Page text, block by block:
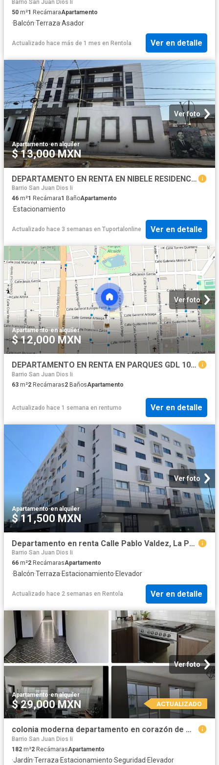
Barrio San Juan Dios Ii
50 m²1 RecámaraApartamento
·Balcón·Terraza·Asador
Actualizado hace más de 1 mes en Rentola Ver en detalle
Ver foto
Apartamento·en alquiler
$ 13,000 MXN
DEPARTAMENTO EN RENTA EN NIBELE RESIDENCIAL CENTRO HISTORICO
Barrio San Juan Dios Ii
46 m²1 Recámara1 BañoApartamento
·Estacionamiento
Actualizado hace 3 semanas en Tuportalonline Ver en detalle
Ver foto
Apartamento·en alquiler
$ 12,000 MXN
DEPARTAMENTO EN RENTA EN PARQUES GDL 1005 A
Barrio San Juan Dios Ii
63 m²2 Recámaras2 BañosApartamento
Actualizado hace 1 semana en rentumo Ver en detalle
Ver foto
Apartamento·en alquiler
$ 11,500 MXN
Departamento en renta Calle Pablo Valdez, La Perla, Guadalajara, Región Centro, Jalisco, 44360, México
Barrio San Juan Dios Ii
66 m²2 RecámarasApartamento
·Balcón·Terraza·Estacionamiento·Elevador
Actualizado hace 2 semanas en Rentola Ver en detalle
Ver foto
Apartamento·en alquiler
$ 29,000 MXN ACTUALIZADO
colonia moderna departamento en corazón de manzana
Barrio San Juan Dios Ii
182 m²2 RecámarasApartamento
·Jardín·Terraza·Estacionamiento·Seguridad·Elevador